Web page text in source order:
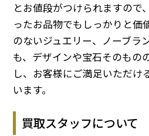
とお値段がつけられますので
ったお品物でもしっかりと価
のないジュエリー、ノーブラ
も、デザインや宝石そのもの
し、お客様にご満足いただけ
います。
買取スタッフについて